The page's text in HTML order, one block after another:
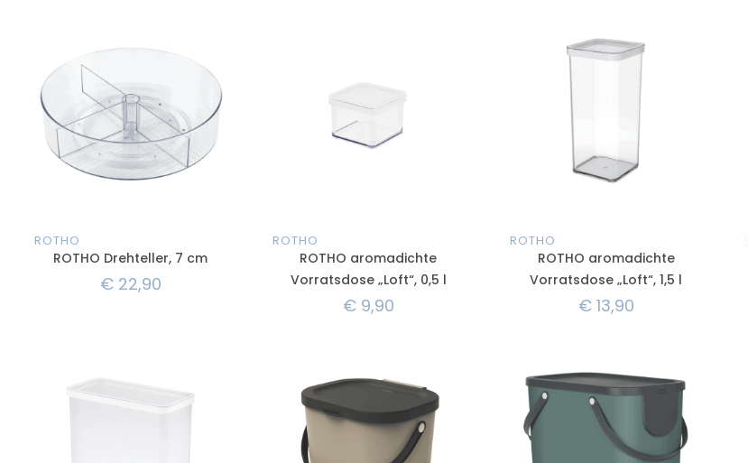
ROTHO
ROTHO Drehteller, 7 cm
€22,90
ROTHO
ROTHO aromadichte
Vorratsdose „Loft“, 0,5 l
€9,90
ROTHO
ROTHO aromadichte
Vorratsdose „Loft“, 1,5 l
€13,90